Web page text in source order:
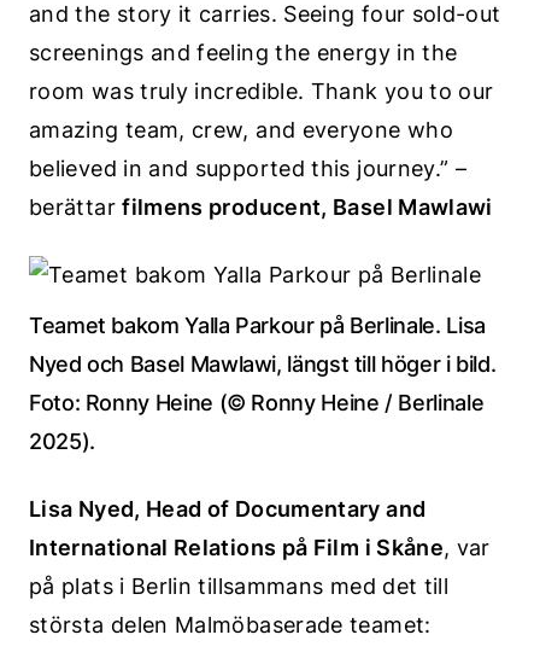
and the story it carries. Seeing four sold-out
screenings and feeling the energy in the
room was truly incredible. Thank you to our
amazing team, crew, and everyone who
believed in and supported this journey.” –
berättarfilmens producent, Basel Mawlawi
Teamet bakom Yalla Parkour på Berlinale. Lisa
Nyed och Basel Mawlawi, längst till höger i bild.
Foto: Ronny Heine (© Ronny Heine / Berlinale
2025).
Lisa Nyed, Head of Documentary and
International Relations på Film i Skåne, var
på plats i Berlin tillsammans med det till
största delen Malmöbaserade teamet: